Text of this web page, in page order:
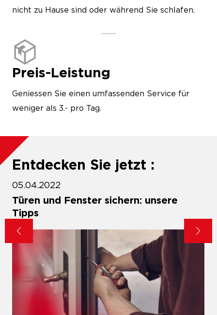
nicht zu Hause sind oder während Sie schlafen.
Preis-Leistung
Geniessen Sie einen umfassenden Service für
weniger als 3.- pro Tag.
Entdecken Sie jetzt :
05.04.2022
Türen und Fenster sichern: unsere
Tipps